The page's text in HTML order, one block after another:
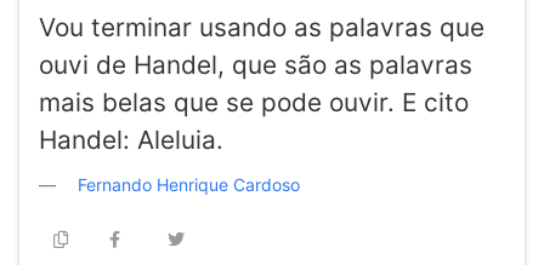
Vou terminar usando as palavras que
ouvi de Handel, que são as palavras
mais belas que se pode ouvir. E cito
Handel: Aleluia.
Fernando Henrique Cardoso